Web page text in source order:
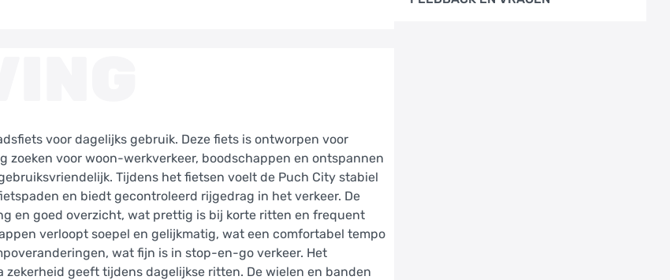
voor dagelijks gebruik. Deze fiets is ontworpen voor
voor woon-werkverkeer, boodschappen en ontspannen
Tijdens het fietsen voelt de Puch City stabiel
en biedt gecontroleerd rijgedrag in het verkeer. De
en goed overzicht, wat prettig is bij korte ritten en frequent
verloopt soepel en gelijkmatig, wat een comfortabel tempo
wat fijn is in stop-en-go verkeer. Het
geeft tijdens dagelijkse ritten. De wielen en banden